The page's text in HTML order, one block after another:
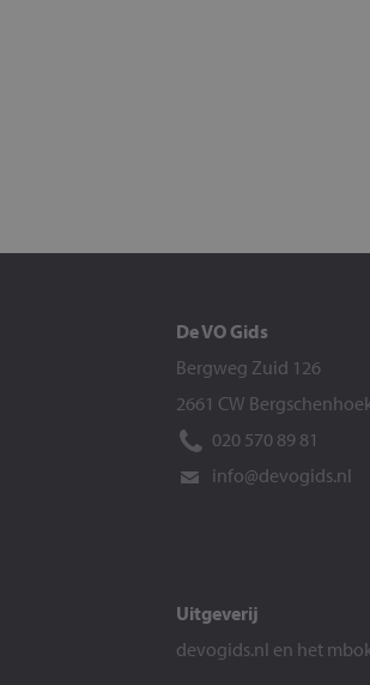
De VO Gids
Bergweg Zuid 126
2661 CW
020 570 89 81
info@devogids.nl
Uitgeverij
devogids.nl en het